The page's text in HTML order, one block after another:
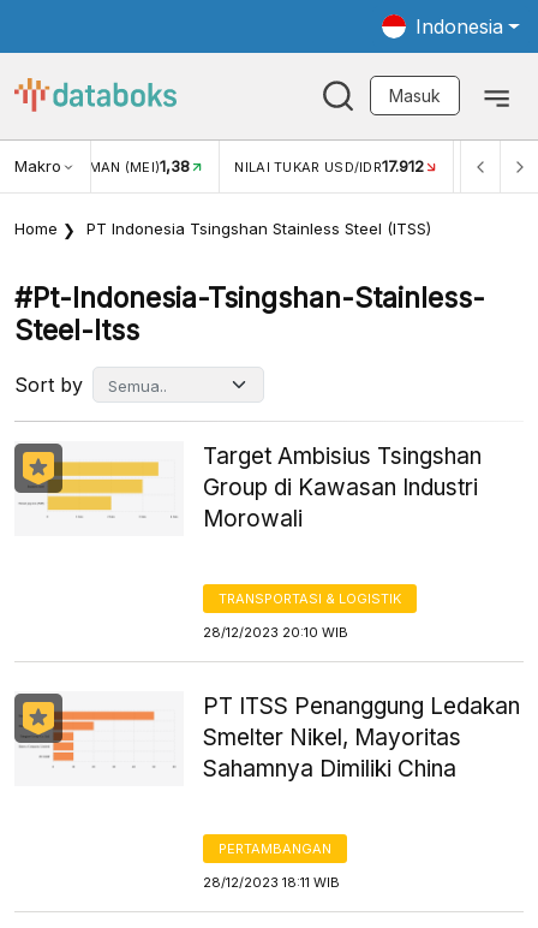
Indonesia
Masuk
Makro
1,38 NILAI TUKAR USD/IDR 17.912 INFLASI YOY (JUL) 2,88%
Home PT Indonesia Tsingshan Stainless Steel (ITSS)
#pt-Indonesia-Tsingshan-Stainless-
Steel-Itss
Sort by
Target Ambisius Tsingshan
Group di Kawasan Industri
Morowali
TRANSPORTASI & LOGISTIK
28/12/2023 20:10 WIB
PT ITSS Penanggung Ledakan
Smelter Nikel, Mayoritas
Sahamnya Dimiliki China
PERTAMBANGAN
28/12/2023 18:11 WIB